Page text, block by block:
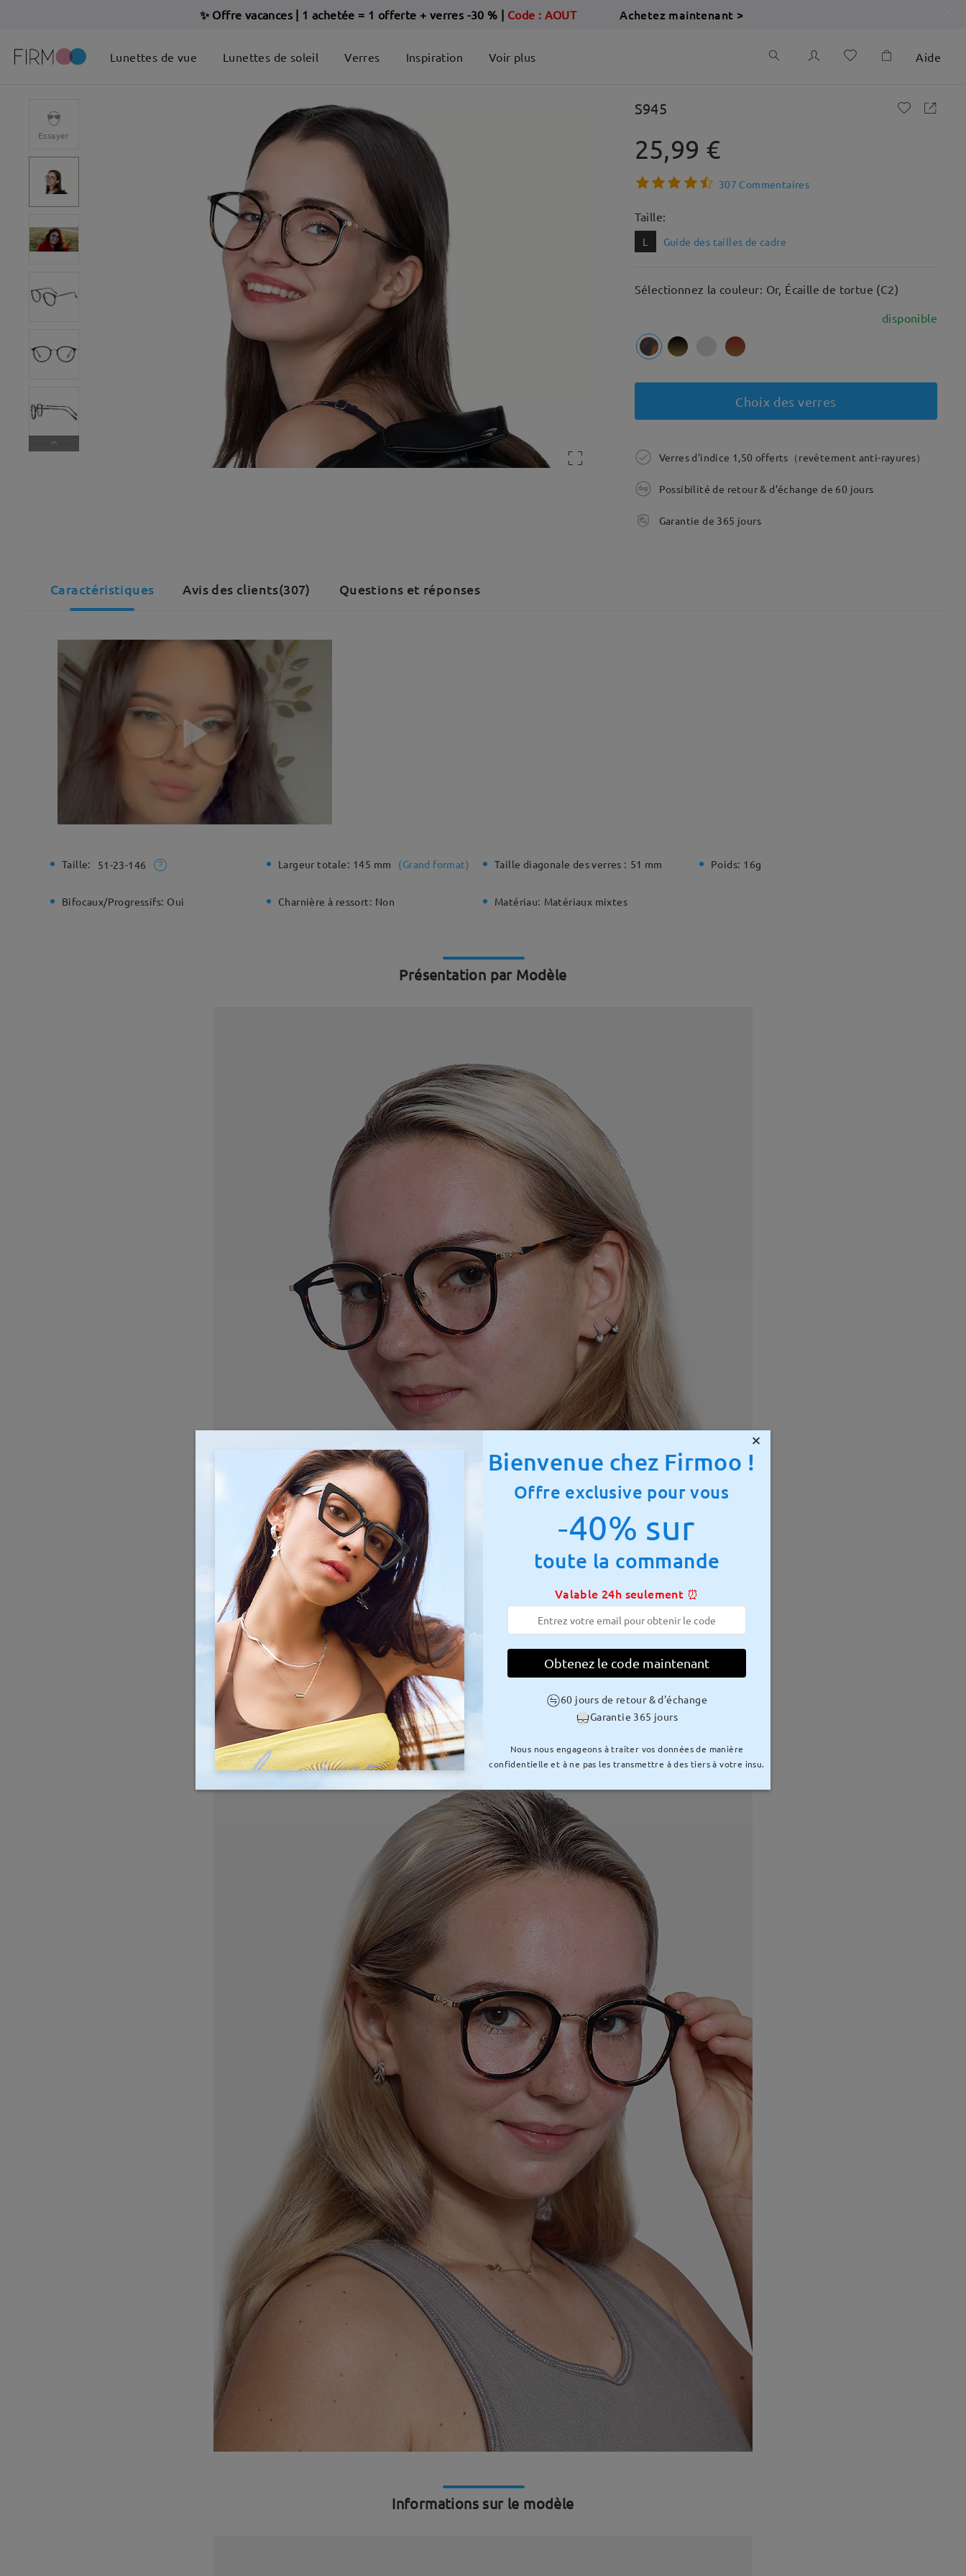
✨ Offre vacances| 1 achetée = 1 offerte + verres -30 % | Code : AOUT Achetez maintenant >
Lunettes de vue Lunettes de soleil Verres Inspiration Voir plus Aide
Essayer
S945
25,99 €
307 Commentaires
Taille:
L Guide des tailles de cadre
Sélectionnez la couleur: Or, Écaille de tortue (C2)
disponible
Choix des verres
Verres d'indice 1,50 offerts（revêtement anti-rayures）
Possibilité de retour & d’échange de 60 jours
Garantie de 365 jours
Caractéristiques Avis des clients(307) Questions et réponses
Taille: 51-23-146 Largeur totale: 145 mm (Grand format) Taille diagonale des verres : 51 mm Poids: 16g
Bifocaux/Progressifs: Oui Charnière à ressort: Non Matériau: Matériaux mixtes
Présentation par Modèle
Informations sur le modèle
×
Bienvenue chez Firmoo !
Offre exclusive pour vous
-40% sur
toute la commande
Valable 24h seulement ⏰
Obtenez le code maintenant
60 jours de retour & d'échange
Garantie 365 jours
Nous nous engageons à traiter vos données de manière
confidentielle et à ne pas les transmettre à des tiers à votre insu.